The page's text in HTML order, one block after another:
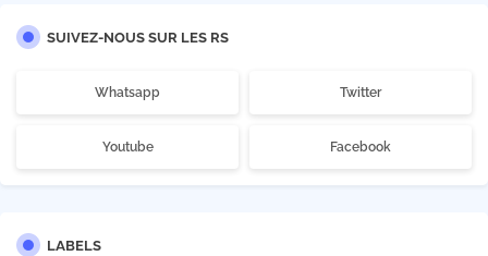
SUIVEZ-NOUS SUR LES RS
Whatsapp Twitter
Youtube Facebook
LABELS